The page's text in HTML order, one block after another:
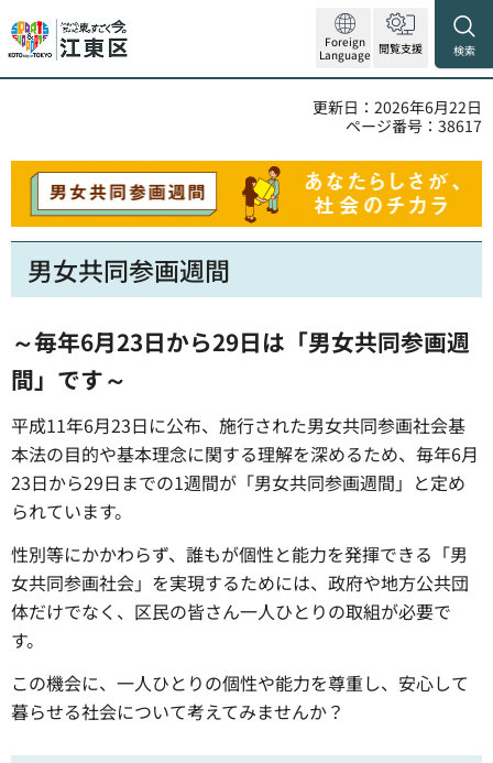
Foreign
Language 閲覧支援 検索
更新日：2026年6月22日
ページ番号：38617
男女共同参画週間
～毎年6月23日から29日は「男女共同参画週
間」です～
平成11年6月23日に公布、施行された男女共同参画社会基
本法の目的や基本理念に関する理解を深めるため、毎年6月
23日から29日までの1週間が「男女共同参画週間」と定め
られています。
性別等にかかわらず、誰もが個性と能力を発揮できる「男
女共同参画社会」を実現するためには、政府や地方公共団
体だけでなく、区民の皆さん一人ひとりの取組が必要で
す。
この機会に、一人ひとりの個性や能力を尊重し、安心して
暮らせる社会について考えてみませんか？